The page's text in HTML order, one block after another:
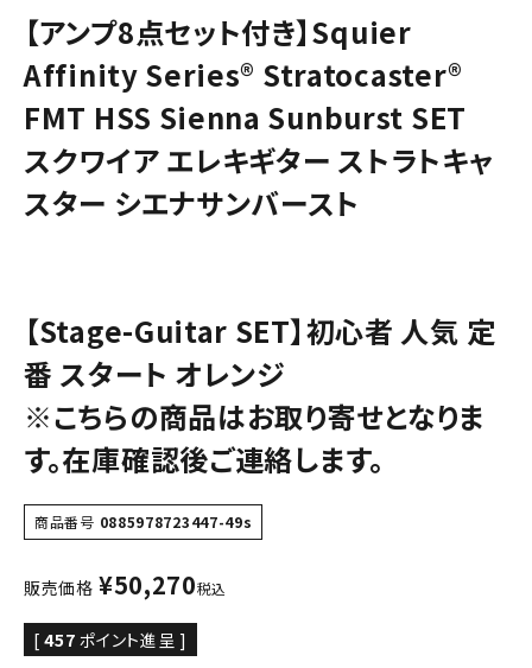
【アンプ8点セット付き】Squier
Affinity Series® Stratocaster®
FMT HSS Sienna Sunburst SET
スクワイア エレキギター ストラトキャ
スター シエナサンバースト
【Stage-Guitar SET】初心者 人気 定
番 スタート オレンジ
※こちらの商品はお取り寄せとなりま
す。在庫確認後ご連絡します。
商品番号 0885978723447-49s
販売価格 ¥50,270税込
[ 457 ポイント進呈 ]